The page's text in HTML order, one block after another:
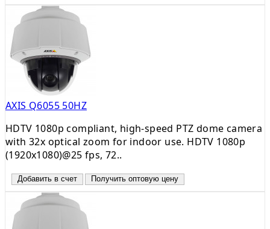
AXIS Q6055 50HZ
HDTV 1080p compliant, high-speed PTZ dome camera
with 32x optical zoom for indoor use. HDTV 1080p
(1920x1080)@25 fps, 72..
Добавить в счет Получить оптовую цену